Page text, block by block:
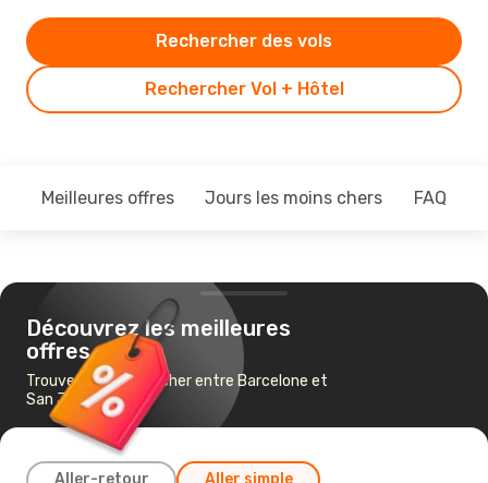
Rechercher Vol + Hôtel
Rechercher des vols
Meilleures offres Jours les moins chers FAQ
Découvrez les meilleures
offres
Trouvez un vol pas cher entre Barcelone et
San José
Aller-retour Aller simple